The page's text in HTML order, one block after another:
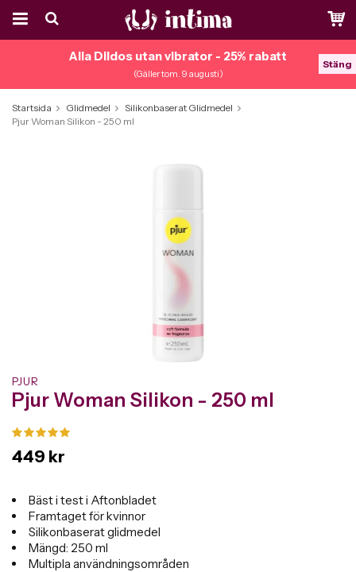
Alla Dildos utan vibrator - 25% rabatt
(Gäller tom. 9 augusti)
Stäng
Startsida Glidmedel
Silikonbaserat Glidmedel
Pjur Woman Silikon - 250 ml
PJUR
Pjur Woman Silikon - 250 ml
449 kr
Bäst i test i Aftonbladet
Framtaget för kvinnor
Silikonbaserat glidmedel
Mängd: 250 ml
Multipla användningsområden